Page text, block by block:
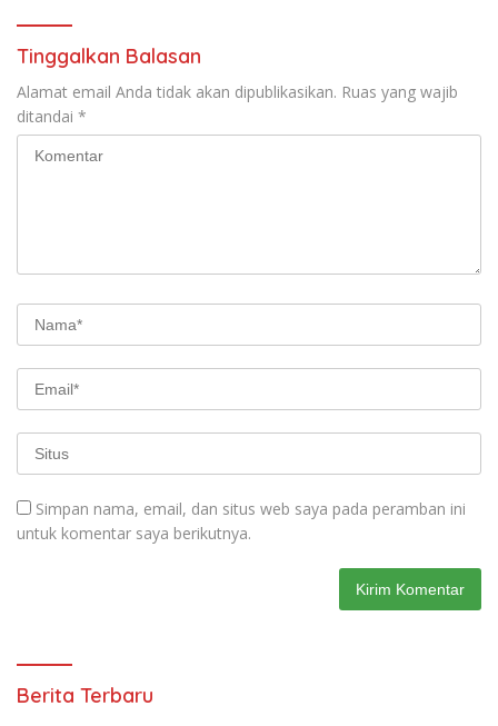
Tinggalkan Balasan
Alamat email Anda tidak akan dipublikasikan. Ruas yang wajib
ditandai *
Simpan nama, email, dan situs web saya pada peramban ini
untuk komentar saya berikutnya.
Berita Terbaru